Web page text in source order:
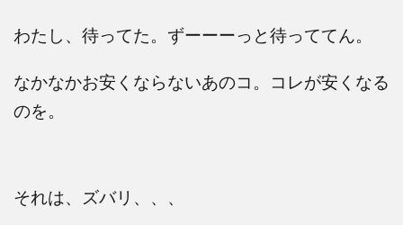
わたし、待ってた。ずーーーっと待っててん。
なかなかお安くならないあのコ。コレが安くなる
のを。
それは、ズバリ、、、